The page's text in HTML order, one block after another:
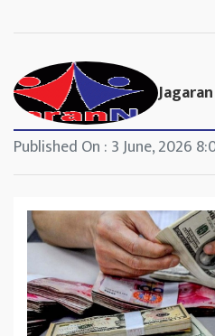
Published On : 3 June, 2026